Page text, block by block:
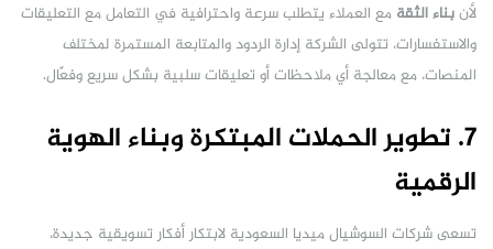
لأنبناء الثقة مع العملاء يتطلب سرعة واحترافية في التعامل مع التعليقات
والاستفسارات، تتولى الشركة إدارة الردود والمتابعة المستمرة لمختلف
المنصات، مع معالجة أي ملاحظات أو تعليقات سلبية بشكل سريع وفعّال.
7. تطوير الحملات المبتكرة وبناء الهوية
الرقمية
تسعى شركات السوشيال ميديا السعودية لابتكار أفكار تسويقية جديدة،